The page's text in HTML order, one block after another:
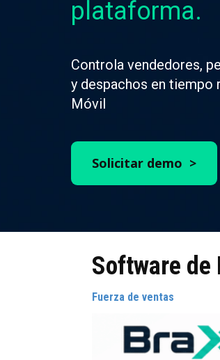
plataforma.
Controla vendedores,
y despachos en tiempo
Móvil
Solicitar demo >
Software de
Fuerza de ventas